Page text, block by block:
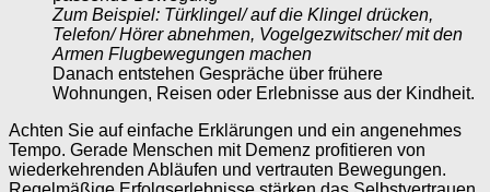
Zum Beispiel: Türklingel/ auf die Klingel drücken,
Telefon/ Hörer abnehmen, Vogelgezwitscher/ mit den
Armen Flugbewegungen machen
Danach entstehen Gespräche über frühere
Wohnungen, Reisen oder Erlebnisse aus der Kindheit.
Achten Sie auf einfache Erklärungen und ein angenehmes
Tempo. Gerade Menschen mit Demenz profitieren von
wiederkehrenden Abläufen und vertrauten Bewegungen.